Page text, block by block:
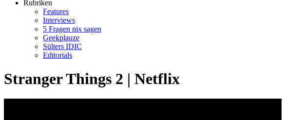
Rubriken
Features
Interviews
5 Fragen nix sagen
Geekplauze
Sülters IDIC
Editorials
Stranger Things 2 | Netflix